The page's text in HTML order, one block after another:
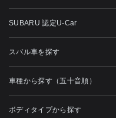
SUBARU 認定U-Car
スバル車を探す
車種から探す（五十音順）
ボディタイプから探す